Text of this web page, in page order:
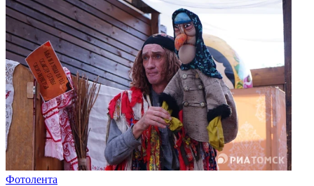
Фотолента